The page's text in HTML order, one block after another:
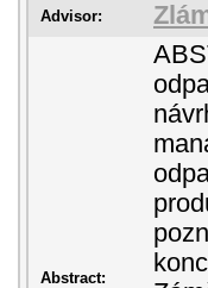
Advisor:
Abstract: